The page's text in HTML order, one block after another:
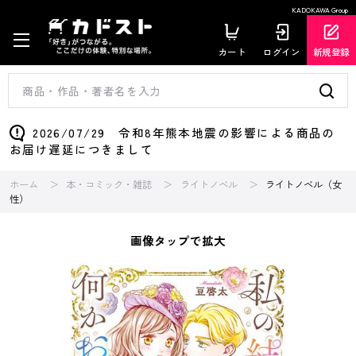
KADOKAWA Group
カート ログイン 新規登録
2026/07/29 令和8年熊本地震の影響による商品の
お届け遅延につきまして
ホーム 本・コミック・雑誌 ライトノベル
ライトノベル（女
性）
画像タップで拡大